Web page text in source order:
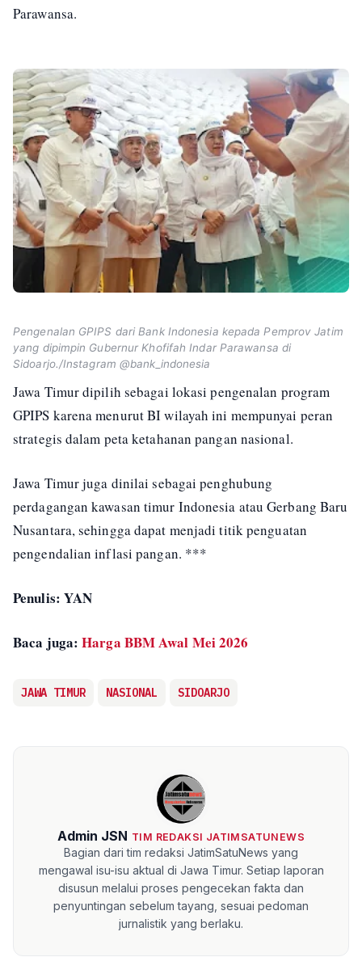
Parawansa.
Pengenalan GPIPS dari Bank Indonesia kepada Pemprov Jatim
yang dipimpin Gubernur Khofifah Indar Parawansa di
Sidoarjo./Instagram @bank_indonesia
Jawa Timur dipilih sebagai lokasi pengenalan program
GPIPS karena menurut BI wilayah ini mempunyai peran
strategis dalam peta ketahanan pangan nasional.
Jawa Timur juga dinilai sebagai penghubung
perdagangan kawasan timur Indonesia atau Gerbang Baru
Nusantara, sehingga dapat menjadi titik penguatan
pengendalian inflasi pangan. ***
Penulis: YAN
Baca juga:Harga BBM Awal Mei 2026
JAWA TIMUR NASIONAL SIDOARJO
Admin JSN TIM REDAKSI JATIMSATUNEWS
Bagian dari tim redaksi JatimSatuNews yang
mengawal isu-isu aktual di Jawa Timur. Setiap laporan
disusun melalui proses pengecekan fakta dan
penyuntingan sebelum tayang, sesuai pedoman
jurnalistik yang berlaku.